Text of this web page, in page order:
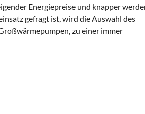
Energiepreise und knapper
gefragt ist, wird die Auswahl des
zu einer immer